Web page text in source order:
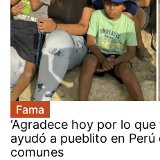
Fama
‘Agradece hoy por lo que
ayudó a pueblito en
comunes